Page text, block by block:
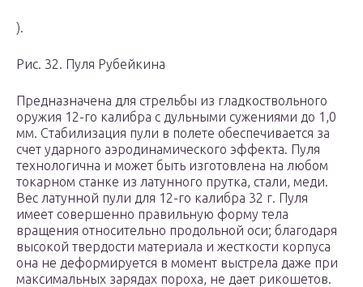
).
Рис. 32. Пуля Рубейкина
Предназначена для стрельбы из гладкоствольного
оружия 12-го калибра с дульными сужениями до 1,0
мм. Стабилизация пули в полете обеспечивается за
счет ударного аэродинамического эффекта. Пуля
технологична и может быть изготовлена на любом
токарном станке из латунного прутка, стали, меди.
Вес латунной пули для 12-го калибра 32 г. Пуля
имеет совершенно правильную форму тела
вращения относительно продольной оси; благодаря
высокой твердости материала и жесткости корпуса
она не деформируется в момент выстрела даже при
максимальных зарядах пороха, не дает рикошетов.